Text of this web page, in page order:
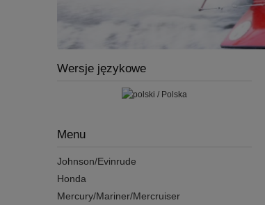
Wersje językowe
Menu
Johnson/Evinrude
Honda
Mercury/Mariner/Mercruiser